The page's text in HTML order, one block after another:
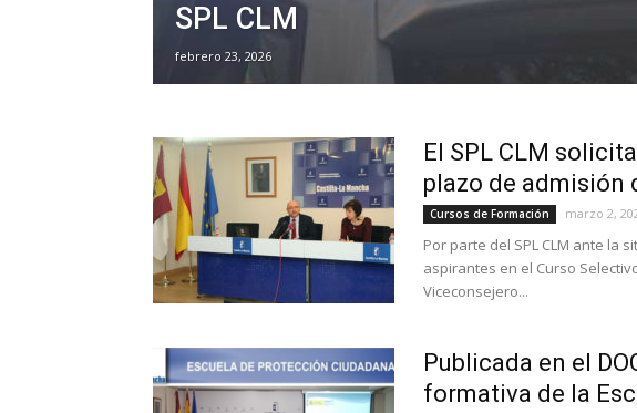
SPL CLM
febrero 23, 2026
El SPL CLM
plazo de admisión
Cursos de Formación marzo 2,
Por parte del SPL CLM ante la
aspirantes en el Curso
Viceconsejero...
Publicada en el
formativa de la